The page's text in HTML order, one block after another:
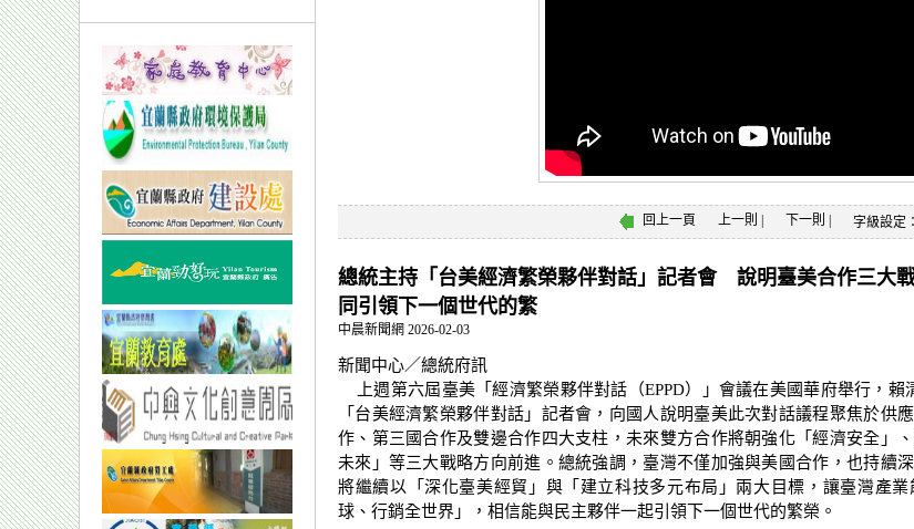
回上一頁 上一則 下一則 字級設定：
總統主持「台美經濟繁榮夥伴對話」記者會 說明臺美合作三大
同引領下一個世代的繁
中晨新聞網 2026-02-03
新聞中心／總統府訊
上週第六屆臺美「經濟繁榮夥伴對話（EPPD）」會議在美國華府舉行，賴
「台美經濟繁榮夥伴對話」記者會，向國人說明臺美此次對話議程聚焦於供
作、第三國合作及雙邊合作四大支柱，未來雙方合作將朝強化「經濟安全」
未來」等三大戰略方向前進。總統強調，臺灣不僅加強與美國合作，也持續
將繼續以「深化臺美經貿」與「建立科技多元布局」兩大目標，讓臺灣產
球、行銷全世界」，相信能與民主夥伴一起引領下一個世代的繁榮。